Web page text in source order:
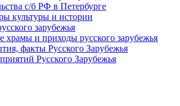
с/б РФ в Петербурге
культуры и истории
зарубежья
храмы и приходы русского зарубежья
факты Русского Зарубежья
Русского Зарубежья